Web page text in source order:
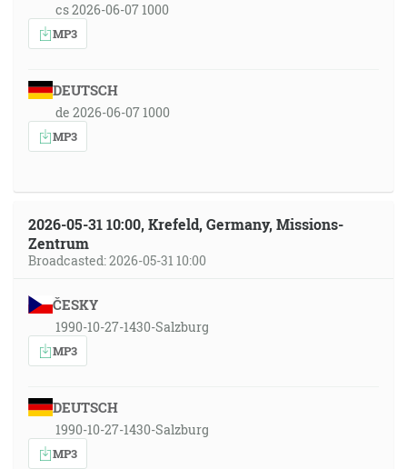
cs 2026-06-07 1000
MP3
DEUTSCH
de 2026-06-07 1000
MP3
2026-05-31 10:00, Krefeld, Germany, Missions-
Zentrum
Broadcasted: 2026-05-31 10:00
ČESKY
1990-10-27-1430-Salzburg
MP3
DEUTSCH
1990-10-27-1430-Salzburg
MP3